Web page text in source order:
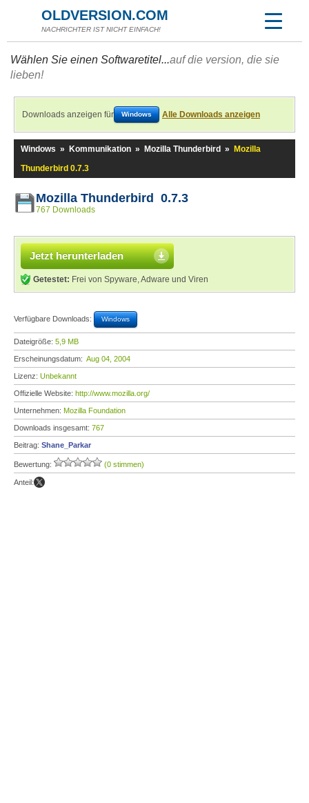
OLDVERSION.COM
NACHRICHTER IST NICHT EINFACH!
Wählen Sie einen Softwaretitel...auf die version, die sie
lieben!
Downloads anzeigen für Windows Alle Downloads anzeigen
Windows » Kommunikation » Mozilla Thunderbird »
Mozilla
Thunderbird 0.7.3
Mozilla Thunderbird 0.7.3
767 Downloads
Jetzt herunterladen
Getestet: Frei von Spyware, Adware und Viren
Verfügbare Downloads: Windows
Dateigröße: 5,9 MB
Erscheinungsdatum: Aug 04, 2004
Lizenz: Unbekannt
Offizielle Website: http://www.mozilla.org/
Unternehmen: Mozilla Foundation
Downloads insgesamt: 767
Beitrag: Shane_Parkar
Bewertung: (0 stimmen)
Anteil: